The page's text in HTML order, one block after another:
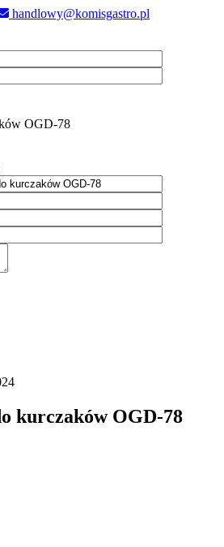
handlowy@komisgastro.pl
OGD-78
kurczaków OGD-78